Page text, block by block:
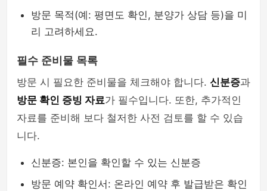
방문 목적(예: 평면도 확인, 분양가 상담 등)을 미
리 고려하세요.
필수 준비물 목록
방문 시 필요한 준비물을 체크해야 합니다. 신분증과
방문 확인 증빙 자료가 필수입니다. 또한, 추가적인
자료를 준비해 보다 철저한 사전 검토를 할 수 있습
니다.
신분증: 본인을 확인할 수 있는 신분증
방문 예약 확인서: 온라인 예약 후 발급받은 확인